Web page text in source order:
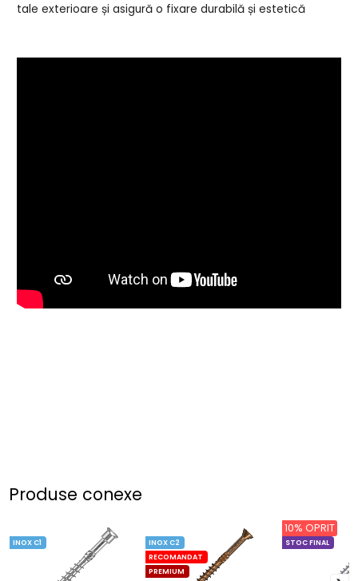
tale exterioare și asigură o fixare durabilă și estetică
Produse conexe
INOX C1
INOX C2
RECOMANDAT
PREMIUM
STOC FINAL
10% OPRIT